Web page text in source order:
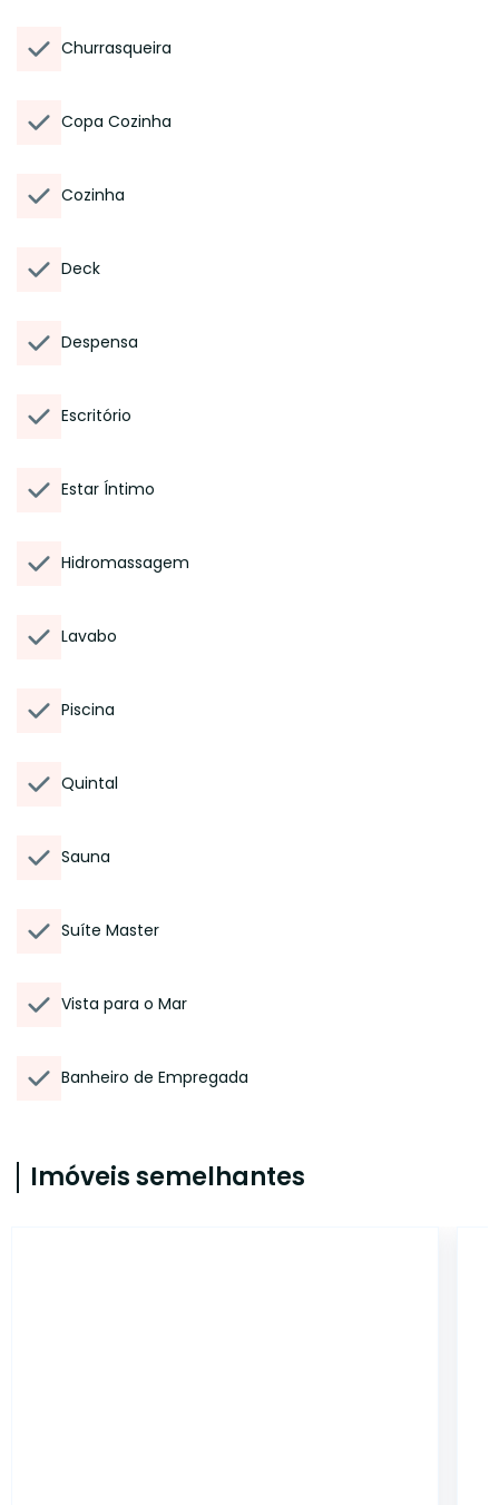
Churrasqueira
Copa Cozinha
Cozinha
Deck
Despensa
Escritório
Estar Íntimo
Hidromassagem
Lavabo
Piscina
Quintal
Sauna
Suíte Master
Vista para o Mar
Banheiro de Empregada
Imóveis semelhantes